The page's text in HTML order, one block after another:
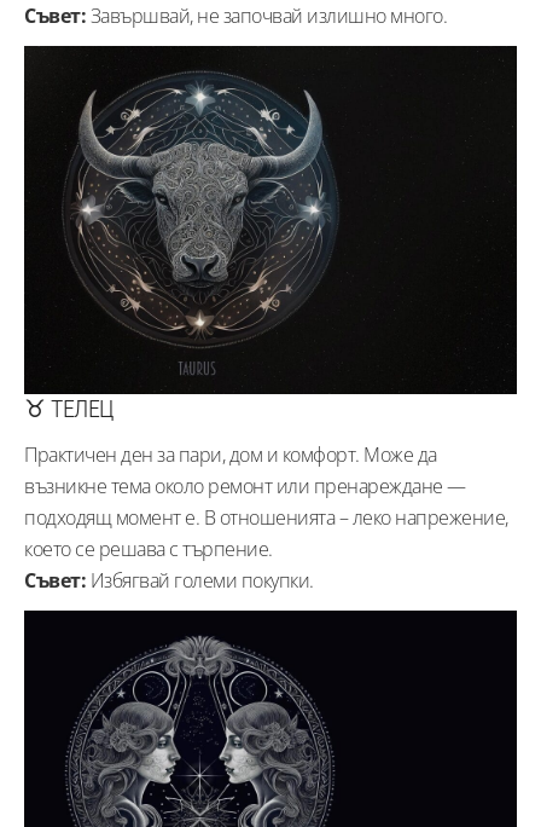
Съвет:Завършвай, не започвай излишно много.
♉ ТЕЛЕЦ
Практичен ден за пари, дом и комфорт. Може да
възникне тема около ремонт или пренареждане —
подходящ момент е. В отношенията – леко напрежение,
което се решава с търпение.
Съвет: Избягвай големи покупки.